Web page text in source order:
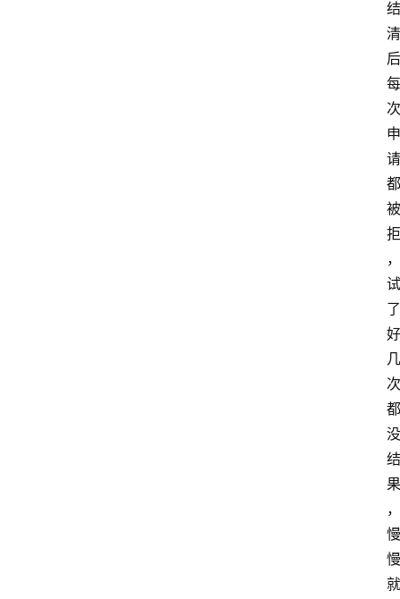
结
清
后
每
次
申
请
都
被
拒
，
试
了
好
几
次
都
没
结
果
，
慢
慢
就